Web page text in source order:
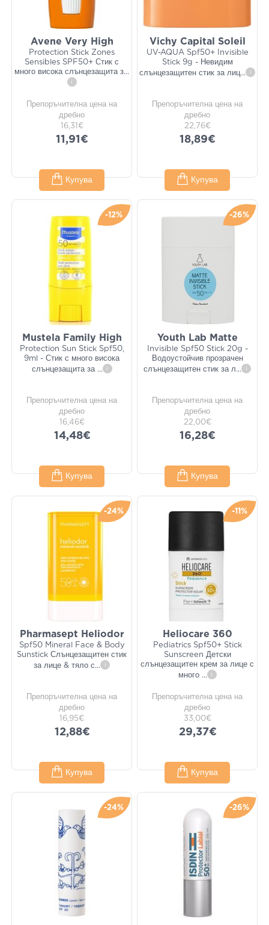
Avene Very High
Protection Stick Zones
Sensibles SPF50+ Стик с
много висока слънцезащита з...
i
Препоръчителна цена на
дребно
16,31€
11,91€
Купува
Vichy Capital Soleil
UV-AQUA Spf50+ Invisible
Stick 9g - Невидим
слънцезащитен стик за лиц... i
Препоръчителна цена на
дребно
22,76€
18,89€
Купува
-12%
Mustela Family High
Protection Sun Stick Spf50,
9ml - Стик с много висока
слънцезащита за ... i
Препоръчителна цена на
дребно
16,46€
14,48€
Купува
-26%
Youth Lab Matte
Invisible Spf50 Stick 20g -
Водоустойчив прозрачен
слънцезащитен стик за л... i
Препоръчителна цена на
дребно
22,00€
16,28€
Купува
-24%
Pharmasept Heliodor
Spf50 Mineral Face & Body
Sunstick Слънцезащитен стик
за лице & тяло с... i
Препоръчителна цена на
дребно
16,95€
12,88€
Купува
-11%
Heliocare 360
Pediatrics Spf50+ Stick
Sunscreen Детски
слънцезащитен крем за лице с
много ... i
Препоръчителна цена на
дребно
33,00€
29,37€
Купува
-24% -26%